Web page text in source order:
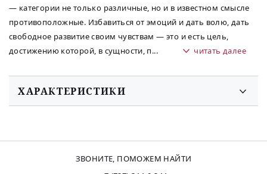
— категории не только различные, но и в известном смысле
противоположные. Избавиться от эмоций и дать волю, дать
свободное развитие своим чувствам — это и есть цель,
достижению которой, в сущности, п... читать далее
ХАРАКТЕРИСТИКИ
ЗВОНИТЕ, ПОМОЖЕМ НАЙТИ